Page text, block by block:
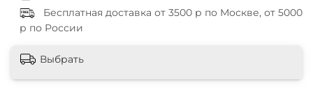
Бесплатная доставка от 3500 р по Москве, от 5000
р по России
Выбрать